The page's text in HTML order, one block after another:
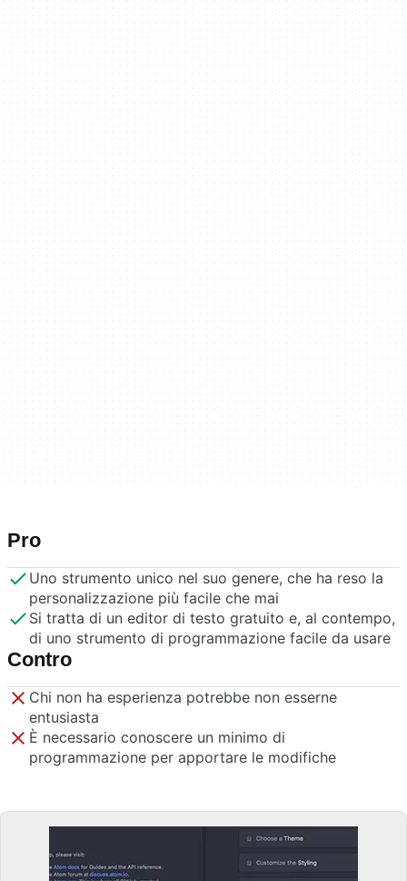
Pro
Uno strumento unico nel suo genere, che ha reso la
personalizzazione più facile che mai
Si tratta di un editor di testo gratuito e, al contempo,
di uno strumento di programmazione facile da usare
Contro
Chi non ha esperienza potrebbe non esserne
entusiasta
È necessario conoscere un minimo di
programmazione per apportare le modifiche